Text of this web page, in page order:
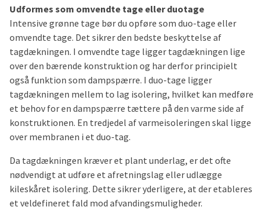
Udformes som omvendte tage eller duotage
Intensive grønne tage bør du opføre som duo-tage eller
omvendte tage. Det sikrer den bedste beskyttelse af
tagdækningen. I omvendte tage ligger tagdækningen lige
over den bærende konstruktion og har derfor principielt
også funktion som dampspærre. I duo-tage ligger
tagdækningen mellem to lag isolering, hvilket kan medføre
et behov for en dampspærre tættere på den varme side af
konstruktionen. En tredjedel af varmeisoleringen skal ligge
over membranen i et duo-tag.
Da tagdækningen kræver et plant underlag, er det ofte
nødvendigt at udføre et afretningslag eller udlægge
kileskåret isolering. Dette sikrer yderligere, at der etableres
et veldefineret fald mod afvandingsmuligheder.